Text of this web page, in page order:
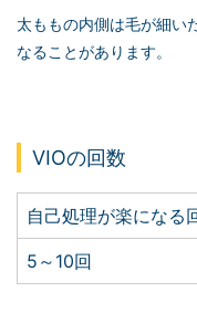
太ももの内側は毛が細い
なることがあります。
VIOの回数
自己処理が楽になる
5～10回